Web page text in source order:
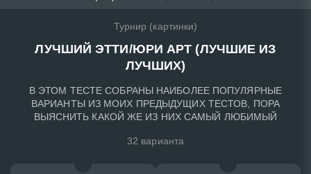
Турнир (картинки)
ЛУЧШИЙ ЭТТИ/ЮРИ АРТ (ЛУЧШИЕ ИЗ
ЛУЧШИХ)
В ЭТОМ ТЕСТЕ СОБРАНЫ НАИБОЛЕЕ ПОПУЛЯРНЫЕ
ВАРИАНТЫ ИЗ МОИХ ПРЕДЫДУЩИХ ТЕСТОВ, ПОРА
ВЫЯСНИТЬ КАКОЙ ЖЕ ИЗ НИХ САМЫЙ ЛЮБИМЫЙ
32 варианта